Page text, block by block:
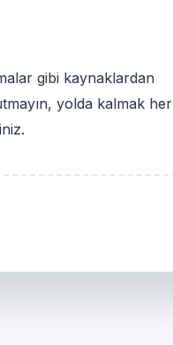
gibi kaynaklardan
yolda kalmak her